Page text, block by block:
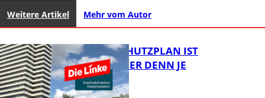
Weitere Artikel Mehr vom Autor
EIN HITZESCHUTZPLAN IST
NOTWENDIGER DENN JE